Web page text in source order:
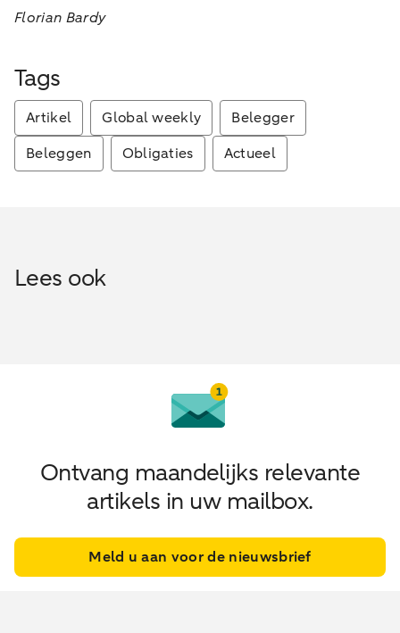
Florian Bardy
Tags
Artikel Global weekly
Belegger
Beleggen
Obligaties Actueel
Lees ook
Ontvang maandelijks relevante
artikels in uw mailbox.
Meld u aan voor de nieuwsbrief